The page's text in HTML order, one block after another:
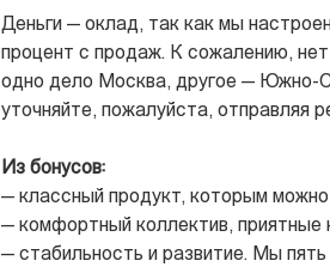
Деньги — оклад, так как мы
процент с продаж. К сожалению,
одно дело Москва, другое — Южно-
уточняйте, пожалуйста, отправляя
Из бонусов:
— классный продукт, которым
— комфортный коллектив, приятные
— стабильность и развитие. Мы